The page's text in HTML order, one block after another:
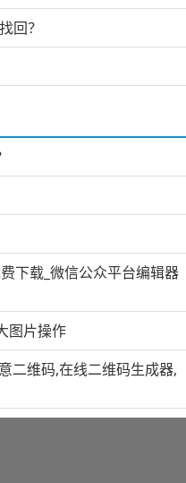
回？
下载_微信公众平台编辑器
图片操作
二维码,在线二维码生成器,